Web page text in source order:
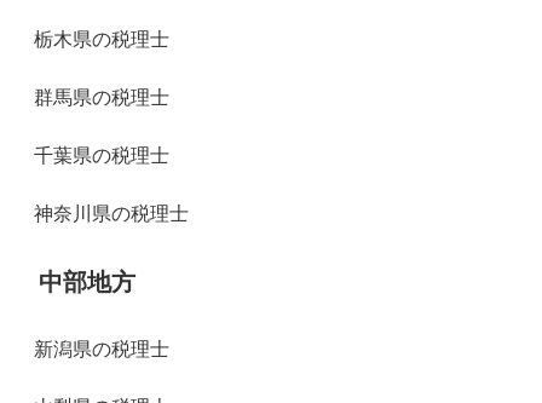
栃木県の税理士
群馬県の税理士
千葉県の税理士
神奈川県の税理士
中部地方
新潟県の税理士